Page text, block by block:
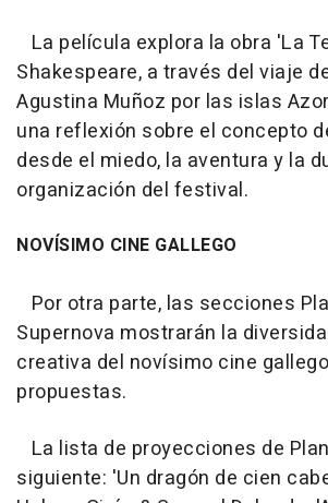
La película explora la obra 'La
Shakespeare, a través del viaje
Agustina Muñoz por las islas
una reflexión sobre el concepto
desde el miedo, la aventura y la
organización del festival.
NOVÍSIMO CINE GALLEGO
Por otra parte, las secciones
Supernova mostrarán la
creativa del novísimo cine
propuestas.
La lista de proyecciones de
siguiente: 'Un dragón de cien